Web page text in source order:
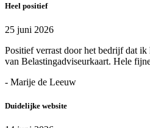
Heel positief
25 juni 2026
Positief verrast door het bedrijf dat
van Belastingadviseurkaart. Hele
- Marije de Leeuw
Duidelijke website